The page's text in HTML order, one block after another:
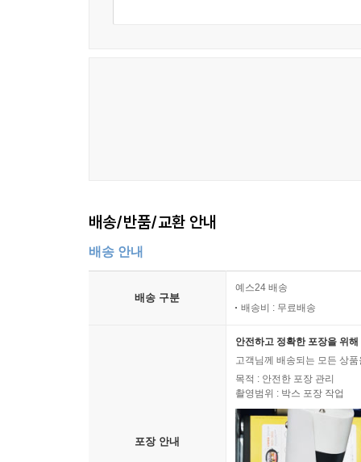
배송/반품/교환 안내
배송 안내
배송 구분
예스24 배송
배송비 : 무료배송
포장 안내
안전하고 정확한 포장을 위
고객님께 배송되는 모든 상
목적 : 안전한 포장 관리
촬영범위 : 박스 포장 작업